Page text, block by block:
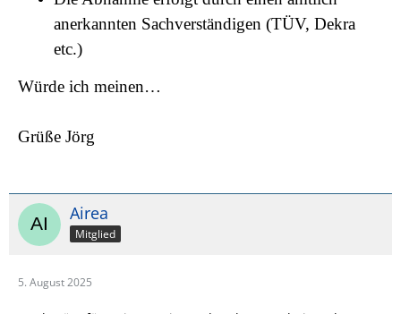
anerkannten Sachverständigen (TÜV, Dekra
etc.)
Würde ich meinen…
Grüße Jörg
Airea
Mitglied
5. August 2025